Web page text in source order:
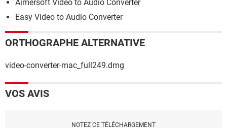
Aimersoft Video to Audio Converter
Easy Video to Audio Converter
ORTHOGRAPHE ALTERNATIVE
video-converter-mac_full249.dmg
VOS AVIS
NOTEZ CE TÉLÉCHARGEMENT